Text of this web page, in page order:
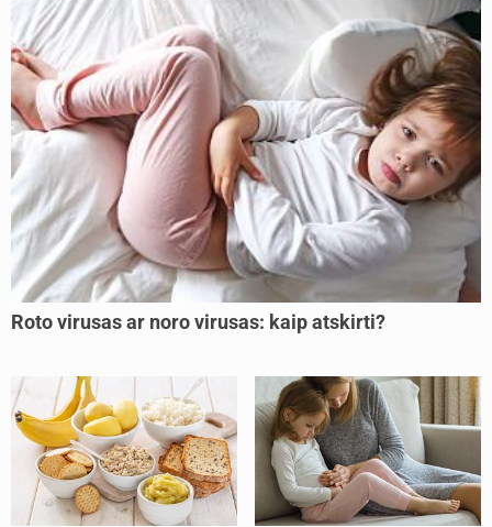
Roto virusas ar noro virusas: kaip atskirti?